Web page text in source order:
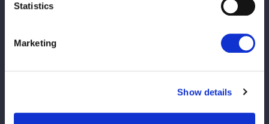
Statistics
Marketing
Show details